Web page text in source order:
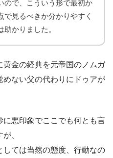
ので、こういう形で最初か
で見るべきか分かりやすく
助かりました。
金の経典を元帝国のノムガ
めない父の代わりにドゥアが
に悪印象でここでも何とも言
、
しては当然の態度、行動なの